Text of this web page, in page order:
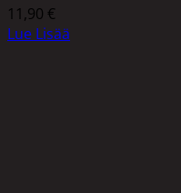
11,90 €
Lue Lisää